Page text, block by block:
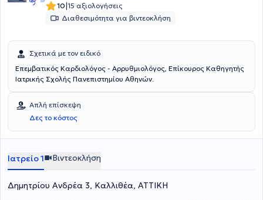
10|15 αξιολογήσεις
Διαθεσιμότητα για βιντεοκλήση
Σχετικά με τον ειδικό
Επεμβατικός Καρδιολόγος - Αρρυθμιολόγος, Επίκoυρος Καθηγητής
Ιατρικής Σχολής Πανεπιστημίου Αθηνών.
Απλή επίσκεψη
Δες το κόστος
Ιατρείο 1 Βιντεοκλήση
Δημητρίου Ανδρέα 3, Καλλιθέα, ΑΤΤΙΚΗ